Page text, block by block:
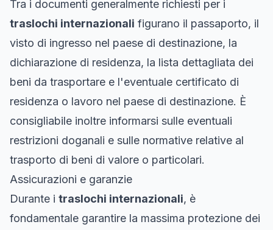
Tra i documenti generalmente richiesti per i
traslochi internazionali figurano il passaporto, il
visto di ingresso nel paese di destinazione, la
dichiarazione di residenza, la lista dettagliata dei
beni da trasportare e l'eventuale certificato di
residenza o lavoro nel paese di destinazione. È
consigliabile inoltre informarsi sulle eventuali
restrizioni doganali e sulle normative relative al
trasporto di beni di valore o particolari.
Assicurazioni e garanzie
Durante i traslochi internazionali, è
fondamentale garantire la massima protezione dei